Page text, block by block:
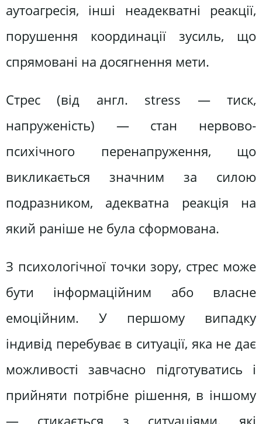
аутоагресія, інші неадекватні реакції,
порушення координації зусиль, що
спрямовані на досягнення мети.
Стрес (від англ. stress — тиск,
напруженість) — стан нервово-
психічного перенапруження, що
викликається значним за силою
подразником, адекватна реакція на
який раніше не була сформована.
З психологічної точки зору, стрес може
бути інформаційним або власне
емоційним. У першому випадку
індивід перебуває в ситуації, яка не дає
можливості завчасно підготуватись і
прийняти потрібне рішення, в іншому